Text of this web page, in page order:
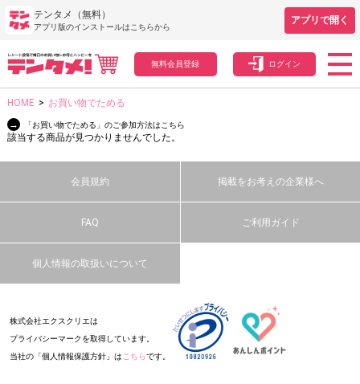
テンタメ（無料）
アプリ版のインストールはこちらから
アプリで開く
無料会員登録 ログイン
HOME > お買い物でためる
→
「お買い物でためる」のご参加方法はこちら
該当する商品が見つかりませんでした。
会員規約 掲載をお考えの企業様へ
FAQ ご利用ガイド
個人情報の取扱いについて
株式会社エクスクリエは
プライバシーマークを取得しています。
当社の「個人情報保護方針」は こちらです。